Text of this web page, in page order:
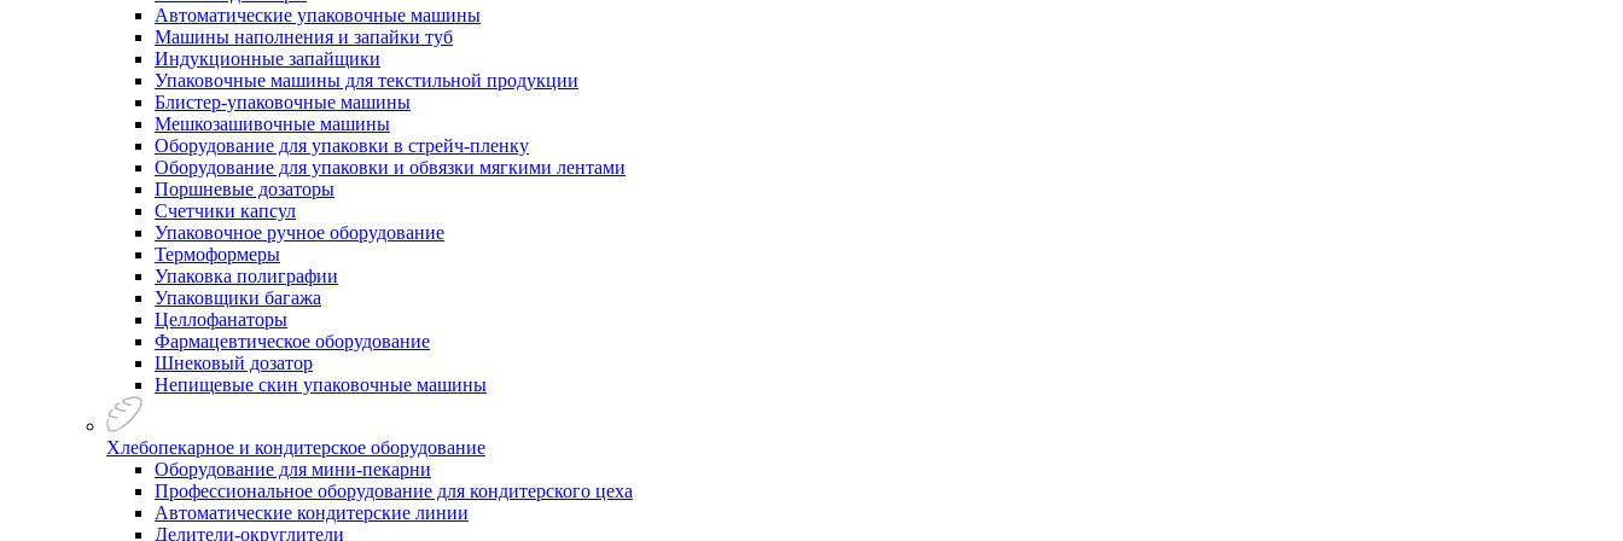
Автоматические упаковочные машины
Машины наполнения и запайки туб
Индукционные запайщики
Упаковочные машины для текстильной продукции
Блистер-упаковочные машины
Мешкозашивочные машины
Оборудование для упаковки в стрейч-пленку
Оборудование для упаковки и обвязки мягкими лентами
Поршневые дозаторы
Счетчики капсул
Упаковочное ручное оборудование
Термоформеры
Упаковка полиграфии
Упаковщики багажа
Целлофанаторы
Фармацевтическое оборудование
Шнековый дозатор
Непищевые скин упаковочные машины
Хлебопекарное и кондитерское оборудование
Оборудование для мини-пекарни
Профессиональное оборудование для кондитерского цеха
Автоматические кондитерские линии
Делители-округлители